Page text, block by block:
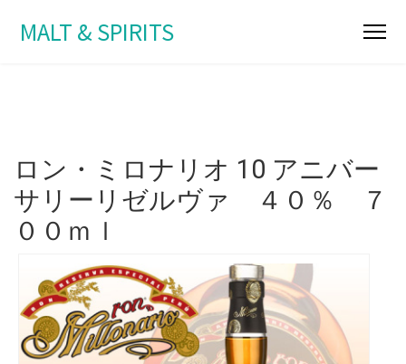
MALT & SPIRITS
ロン・ミロナリオ 10 アニバー
サリーリゼルヴァ ４０％ ７
００ｍｌ